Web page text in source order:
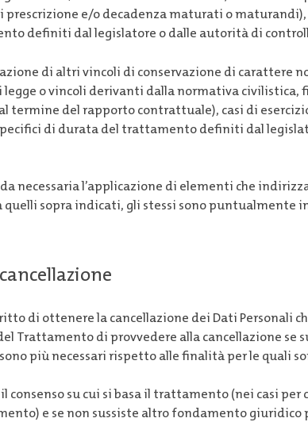
e/o decadenza maturati o
definiti dal legislatore o dalle autorità di
di altri vincoli di conservazione di carattere
legge o vincoli derivanti dalla normativa civilistica,
termine del rapporto contrattuale), casi di
di durata del trattamento definiti dal
necessaria l’applicazione di elementi che
sopra indicati, gli stessi sono puntualmente
di ottenere la cancellazione dei Dati Personali
Trattamento di provvedere alla cancellazione se
più necessari rispetto alle finalità per le quali
consenso su cui si basa il trattamento (nei casi per
e se non sussiste altro fondamento giuridico